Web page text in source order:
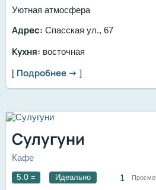
Уютная атмосфера
Адрес: Спасская ул., 67
Кухня: восточная
[ Подробнее → ]
Сулугуни
Кафе
5.0 = Идеально 1